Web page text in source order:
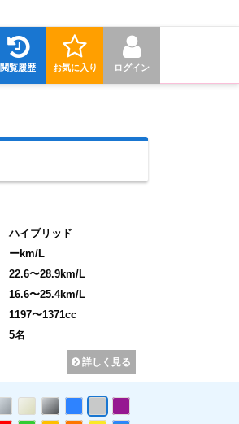
ログイン
お気に入り
閲覧履歴
ハイブリッド
ーkm/L
22.6〜28.9km/L
16.6〜25.4km/L
1197〜1371cc
5名
詳しく見る